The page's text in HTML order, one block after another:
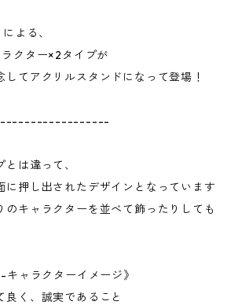
よる、
クター×2タイプが
してアクリルスタンドになって登場！
は違って、
に押し出されたデザインとなっています
のキャラクターを並べて飾ったりしても
キャラクターイメージ》
良く、誠実であること